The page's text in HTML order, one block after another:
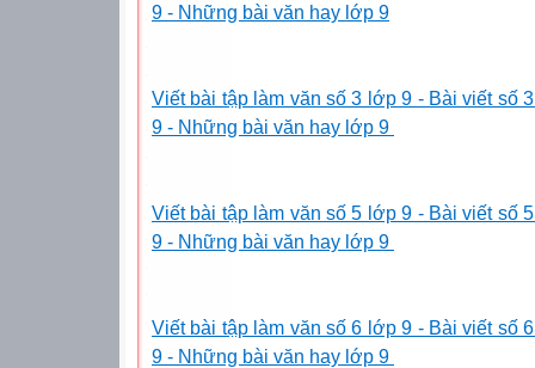
9 - Những bài văn hay lớp 9
Viết bài tập làm văn số 3 lớp 9 - Bài viết số
9 - Những bài văn hay lớp 9
Viết bài tập làm văn số 5 lớp 9 - Bài viết số
9 - Những bài văn hay lớp 9
Viết bài tập làm văn số 6 lớp 9 - Bài viết số
9 - Những bài văn hay lớp 9